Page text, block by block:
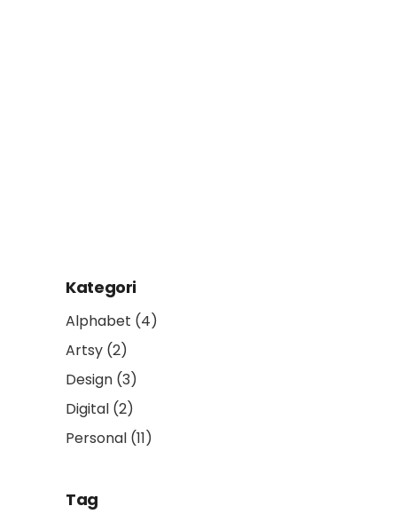
Kategori
Alphabet (4)
Artsy (2)
Design (3)
Digital (2)
Personal (11)
Tag